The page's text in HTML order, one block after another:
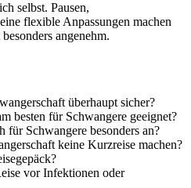
selbst. Pausen,
flexible Anpassungen machen
angenehm.
überhaupt sicher?
besten für Schwangere geeignet?
für Schwangere besonders an?
keine Kurzreise machen?
vor Infektionen oder